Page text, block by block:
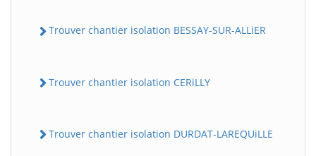
Trouver chantier isolation BESSAY-SUR-ALLiER
Trouver chantier isolation CERiLLY
Trouver chantier isolation DURDAT-LAREQUiLLE